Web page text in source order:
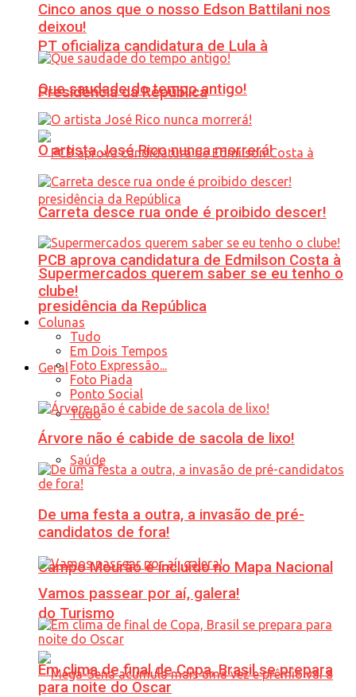
PT oficializa candidatura de Lula à
Presidência da República
PCB aprova candidatura de Edmilson Costa à
presidência da República
Geral
Tudo
Saúde
Campo Mourão é incluído no Mapa Nacional
do Turismo
Cinco anos que o nosso Edson Battilani nos
deixou!
Que saudade do tempo antigo!
O artista José Rico nunca morrerá!
Carreta desce rua onde é proibido descer!
Supermercados querem saber se eu tenho o
clube!
Colunas
Tudo
Em Dois Tempos
Foto Expressão...
Foto Piada
Ponto Social
Árvore não é cabide de sacola de lixo!
De uma festa a outra, a invasão de pré-
candidatos de fora!
Vamos passear por aí, galera!
Em clima de final de Copa, Brasil se prepara
para noite do Oscar